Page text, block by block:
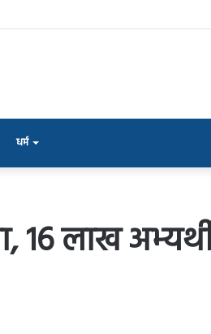
धर्म
16 लाख